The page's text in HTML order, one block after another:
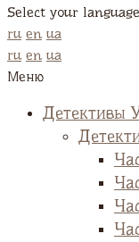
Select your language
ru en ua
ru en ua
Меню
Детективы